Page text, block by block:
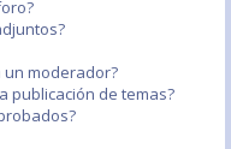
un moderador?
publicación de temas?